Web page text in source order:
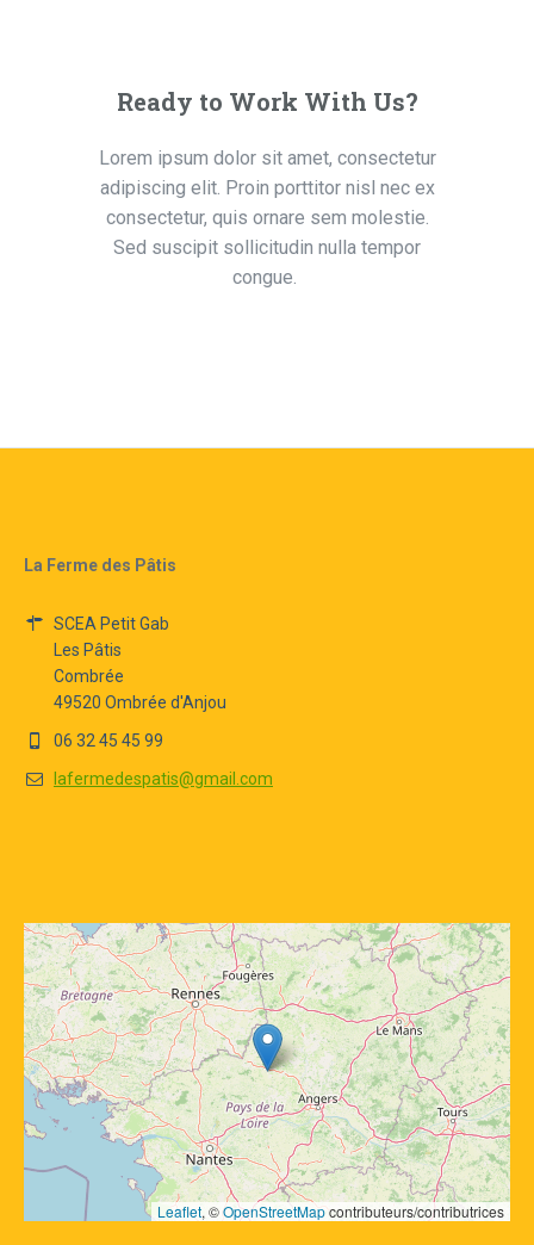
Ready to Work With Us?
Lorem ipsum dolor sit amet, consectetur
adipiscing elit. Proin porttitor nisl nec ex
consectetur, quis ornare sem molestie.
Sed suscipit sollicitudin nulla tempor
congue.
La Ferme des Pâtis
SCEA Petit Gab
Les Pâtis
Combrée
49520 Ombrée d'Anjou
06 32 45 45 99
lafermedespatis@gmail.com
Leaflet, © OpenStreetMap contributeurs/contributrices